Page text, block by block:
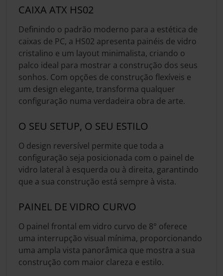
CAIXA ATX HS02
Definindo o padrão moderno para a estética de
caixas de PC, a HS02 apresenta painéis de vidro
cristalino e um layout minimalista, criando o
palco ideal para mostrar a construção dos seus
sonhos. Com opções de construção flexíveis e
um design elegante, transforma qualquer
configuração numa verdadeira obra de arte.
O SEU SETUP, O SEU ESTILO
O design reversível permite que toda a
configuração seja posicionada com o painel de
vidro lateral à esquerda ou à direita, garantindo
que a sua construção está sempre à vista.
PAINEL DE VIDRO CURVO
O painel frontal em vidro curvo de 8° oferece
uma interrupção visual mínima, proporcionando
uma ampla vista panorâmica que mostra a sua
construção com maior clareza e estilo.